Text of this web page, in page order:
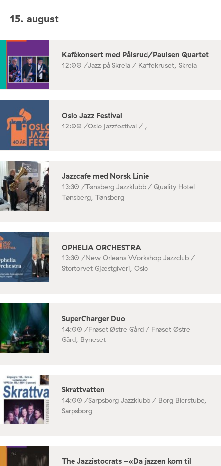
15. august
Kafékonsert med Pålsrud/Paulsen Quartet
12:00 /Jazz på Skreia / Kaffekruset, Skreia
Oslo Jazz Festival
12:00 /Oslo jazzfestival / ,
Jazzcafe med Norsk Linie
13:30 /Tønsberg Jazzklubb / Quality Hotel
Tønsberg, Tønsberg
OPHELIA ORCHESTRA
13:30 /New Orleans Workshop Jazzclub /
Stortorvet Gjæstgiveri, Oslo
SuperCharger Duo
14:00 /Frøset Østre Gård / Frøset Østre
Gård, Byneset
Skrattvatten
14:00 /Sarpsborg Jazzklubb / Borg Bierstube,
Sarpsborg
The Jazzistocrats -«Da jazzen kom til